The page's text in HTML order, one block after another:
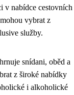
v nabídce cestovních
vybrat z
služby.
snídani, oběd a
z široké nabídky
i alkoholické